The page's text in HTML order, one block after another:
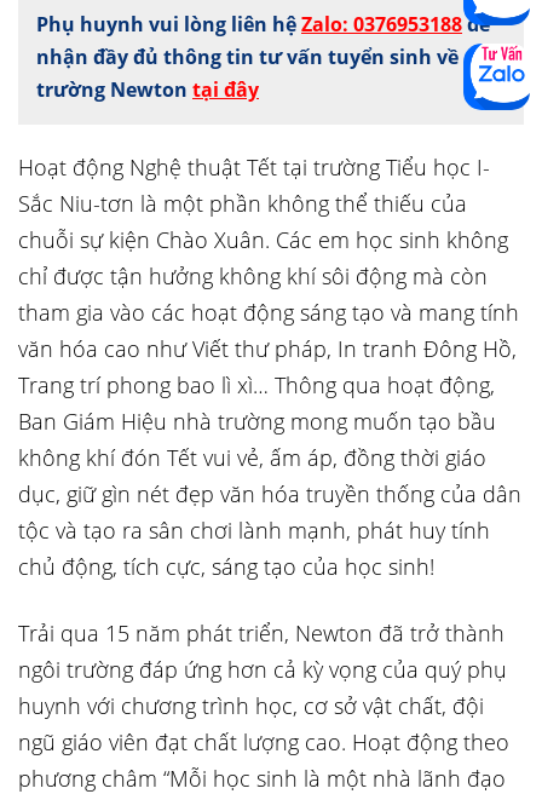
Phụ huynh vui lòng liên hệZalo: 0376953188để
nhận đầy đủ thông tin tư vấn tuyển sinh về
trường Newton tại đây
Hoạt động Nghệ thuật Tết tại trường Tiểu học I-
Sắc Niu-tơn là một phần không thể thiếu của
chuỗi sự kiện Chào Xuân. Các em học sinh không
chỉ được tận hưởng không khí sôi động mà còn
tham gia vào các hoạt động sáng tạo và mang tính
văn hóa cao như Viết thư pháp, In tranh Đông Hồ,
Trang trí phong bao lì xì… Thông qua hoạt động,
Ban Giám Hiệu nhà trường mong muốn tạo bầu
không khí đón Tết vui vẻ, ấm áp, đồng thời giáo
dục, giữ gìn nét đẹp văn hóa truyền thống của dân
tộc và tạo ra sân chơi lành mạnh, phát huy tính
chủ động, tích cực, sáng tạo của học sinh!
Trải qua 15 năm phát triển, Newton đã trở thành
ngôi trường đáp ứng hơn cả kỳ vọng của quý phụ
huynh với chương trình học, cơ sở vật chất, đội
ngũ giáo viên đạt chất lượng cao. Hoạt động theo
phương châm “Mỗi học sinh là một nhà lãnh đạo